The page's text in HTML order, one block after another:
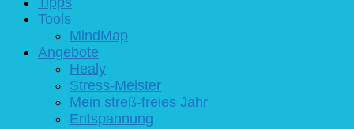
Tools
MindMap
Angebote
Healy
Stress-Meister
Mein streß-freies Jahr
Entspannung